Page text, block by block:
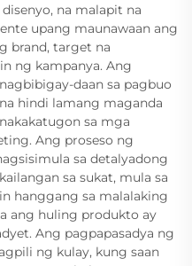
na malapit na
upang maunawaan ang
brand, target na
ng kampanya. Ang
daan sa pagbuo
hindi lamang maganda
sa mga
Ang proseso ng
sa detalyadong
sa sukat, mula sa
hanggang sa malalaking
ang huling produkto ay
Ang pagpapasadya ng
ng kulay, kung saan